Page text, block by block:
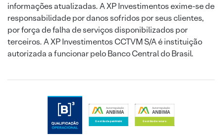
informações atualizadas. A XP Investimentos exime-se de
responsabilidade por danos sofridos por seus clientes,
por força de falha de serviços disponibilizados por
terceiros. A XP Investimentos CCTVM S/A é instituição
autorizada a funcionar pelo Banco Central do Brasil.